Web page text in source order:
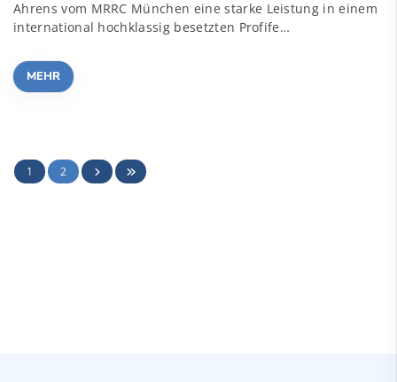
Ahrens vom MRRC München eine starke Leistung in einem
international hochklassig besetzten Profife…
MEHR
1 2